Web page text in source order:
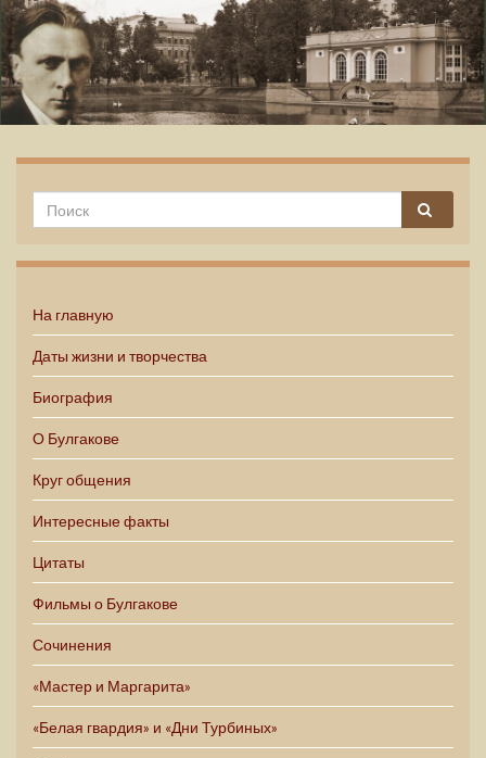
На главную
Даты жизни и творчества
Биография
О Булгакове
Круг общения
Интересные факты
Цитаты
Фильмы о Булгакове
Сочинения
«Мастер и Маргарита»
«Белая гвардия» и «Дни Турбиных»